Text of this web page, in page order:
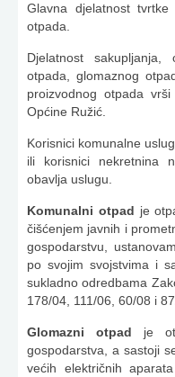
Glavna djelatnost
otpada.
Djelatnost
otpada, glomaznog
proizvodnog otpada
Općine Ružić.
Korisnici komunalne
ili korisnici nekretnina
obavlja uslugu.
Komunalni otpad je
čišćenjem javnih i
gospodarstvu,
po svojim svojstvima i
sukladno odredbama
178/04, 111/06, 60/08 i
Glomazni otpad je
gospodarstva, a sastoji
većih električnih